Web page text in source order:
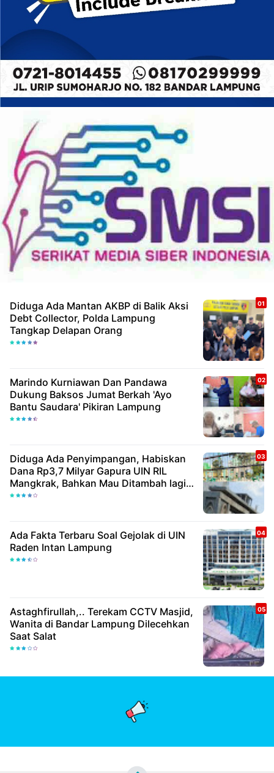
Diduga Ada Mantan AKBP di Balik Aksi
Debt Collector, Polda Lampung
Tangkap Delapan Orang
Marindo Kurniawan Dan Pandawa
Dukung Baksos Jumat Berkah 'Ayo
Bantu Saudara' Pikiran Lampung
Diduga Ada Penyimpangan, Habiskan
Dana Rp3,7 Milyar Gapura UIN RIL
Mangkrak, Bahkan Mau Ditambah lagi 7
Milyar
Ada Fakta Terbaru Soal Gejolak di UIN
Raden Intan Lampung
Astaghfirullah,.. Terekam CCTV Masjid,
Wanita di Bandar Lampung Dilecehkan
Saat Salat